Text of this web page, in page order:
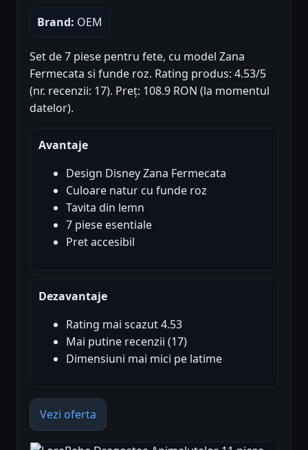
Brand: OEM
Set de 7 piese pentru fete, cu model Zana
Fermecata si funde roz. Rating produs: 4.53/5
(nr. recenzii: 17). Preț: 108.9 RON (la momentul
datelor).
Avantaje
Design Disney Zana Fermecata
Culoare natur cu funde roz
Tavita din lemn
7 piese esentiale
Pret accesibil
Dezavantaje
Rating mai scazut 4.53
Mai putine recenzii (17)
Dimensiuni mai mici pe latime
Vezi oferta